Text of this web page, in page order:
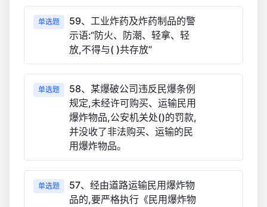
单选题
59、工业炸药及炸药制品的警
示语:“防火、防潮、轻拿、轻
放,不得与( )共存放”
单选题
58、某爆破公司违反民爆条例
规定,未经许可购买、运输民用
爆炸物品,公安机关处()的罚款,
并没收了非法购买、运输的民
用爆炸物品。
单选题
57、经由道路运输民用爆炸物
品的,要严格执行《民用爆炸物